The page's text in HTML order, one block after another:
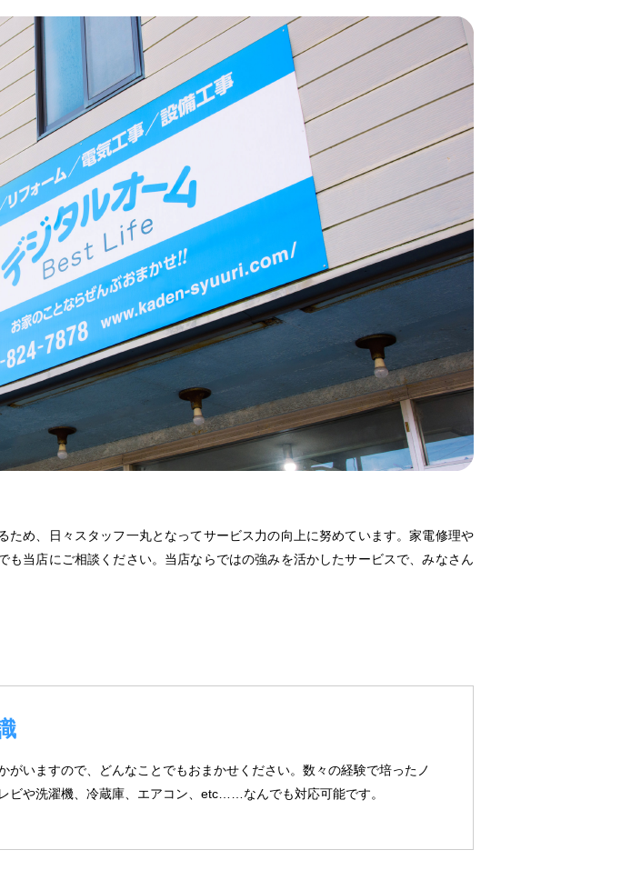
め、日々スタッフ一丸となってサービス力の向上に努めています。家電修理や
当店にご相談ください。当店ならではの強みを活かしたサービスで、みなさん
いますので、どんなことでもおまかせください。数々の経験で培ったノ
ビや洗濯機、冷蔵庫、エアコン、etc……なんでも対応可能です。